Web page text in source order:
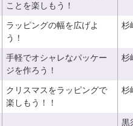
ことを楽しもう！
ラッピングの幅を広げよ
う！
杉
手軽でオシャレなパッケー
ジを作ろう！
杉
クリスマスをラッピングで
楽しもう！！
杉
黒